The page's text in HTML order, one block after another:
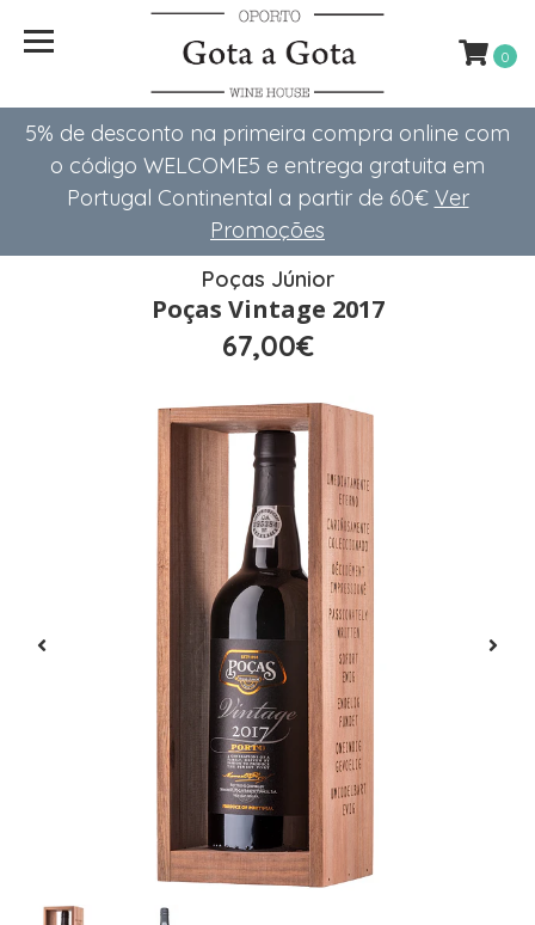
5% de desconto na primeira compra online com
o código WELCOME5 e entrega gratuita em
Portugal Continental a partir de 60€ Ver
Promoções
0
Poças Júnior
Poças Vintage 2017
67,00€